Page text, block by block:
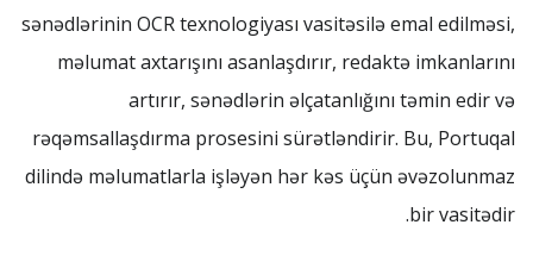
sənədlərinin OCR texnologiyası vasitəsilə emal edilməsi,
məlumat axtarışını asanlaşdırır, redaktə imkanlarını
artırır, sənədlərin əlçatanlığını təmin edir və
rəqəmsallaşdırma prosesini sürətləndirir. Bu, Portuqal
dilində məlumatlarla işləyən hər kəs üçün əvəzolunmaz
bir vasitədir.